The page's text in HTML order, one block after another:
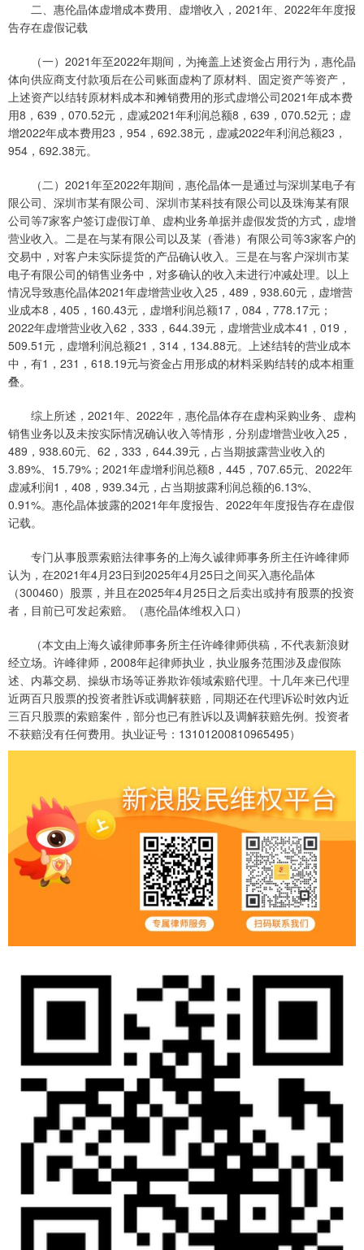
二、惠伦晶体虚增成本费用、虚增收入，2021年、2022年年度报
告存在虚假记载
（一）2021年至2022年期间，为掩盖上述资金占用行为，惠伦晶
体向供应商支付款项后在公司账面虚构了原材料、固定资产等资产，
上述资产以结转原材料成本和摊销费用的形式虚增公司2021年成本费
用8，639，070.52元，虚减2021年利润总额8，639，070.52元；虚
增2022年成本费用23，954，692.38元，虚减2022年利润总额23，
954，692.38元。
（二）2021年至2022年期间，惠伦晶体一是通过与深圳某电子有
限公司、深圳市某有限公司、深圳市某科技有限公司以及珠海某有限
公司等7家客户签订虚假订单、虚构业务单据并虚假发货的方式，虚增
营业收入。二是在与某有限公司以及某（香港）有限公司等3家客户的
交易中，对客户未实际提货的产品确认收入。三是在与客户深圳市某
电子有限公司的销售业务中，对多确认的收入未进行冲减处理。以上
情况导致惠伦晶体2021年虚增营业收入25，489，938.60元，虚增营
业成本8，405，160.43元，虚增利润总额17，084，778.17元；
2022年虚增营业收入62，333，644.39元，虚增营业成本41，019，
509.51元，虚增利润总额21，314，134.88元。上述结转的营业成本
中，有1，231，618.19元与资金占用形成的材料采购结转的成本相重
叠。
综上所述，2021年、2022年，惠伦晶体存在虚构采购业务、虚构
销售业务以及未按实际情况确认收入等情形，分别虚增营业收入25，
489，938.60元、62，333，644.39元，占当期披露营业收入的
3.89%、15.79%；2021年虚增利润总额8，445，707.65元、2022年
虚减利润1，408，939.34元，占当期披露利润总额的6.13%、
0.91%。惠伦晶体披露的2021年年度报告、2022年年度报告存在虚假
记载。
专门从事股票索赔法律事务的上海久诚律师事务所主任许峰律师
认为，在2021年4月23日到2025年4月25日之间买入惠伦晶体
（300460）股票，并且在2025年4月25日之后卖出或持有股票的投资
者，目前已可发起索赔。（惠伦晶体维权入口）
（本文由上海久诚律师事务所主任许峰律师供稿，不代表新浪财
经立场。许峰律师，2008年起律师执业，执业服务范围涉及虚假陈
述、内幕交易、操纵市场等证券欺诈领域索赔代理。十几年来已代理
近两百只股票的投资者胜诉或调解获赔，同期还在代理诉讼时效内近
三百只股票的索赔案件，部分也已有胜诉以及调解获赔先例。投资者
不获赔没有任何费用。执业证号：13101200810965495）